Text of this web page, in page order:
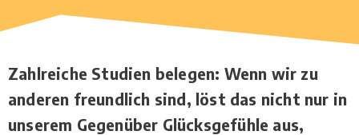
Zahlreiche Studien belegen: Wenn wir zu
anderen freundlich sind, löst das nicht nur in
unserem Gegenüber Glücksgefühle aus,